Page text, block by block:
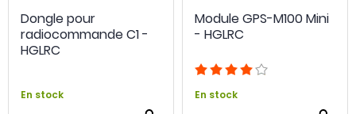
Dongle pour
radiocommande C1 -
HGLRC
En stock
Module GPS-M100 Mini
- HGLRC
En stock